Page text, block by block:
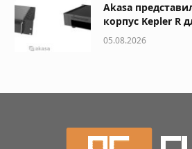
Akasa
корпус Kepler R
05.08.2026